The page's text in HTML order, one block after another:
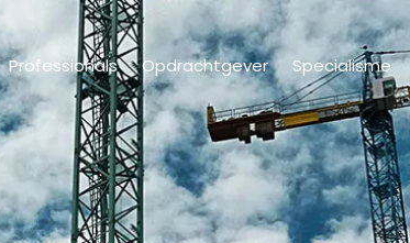
Professionals Opdrachtgever Specialisme